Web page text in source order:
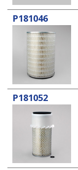
P181046
P181052